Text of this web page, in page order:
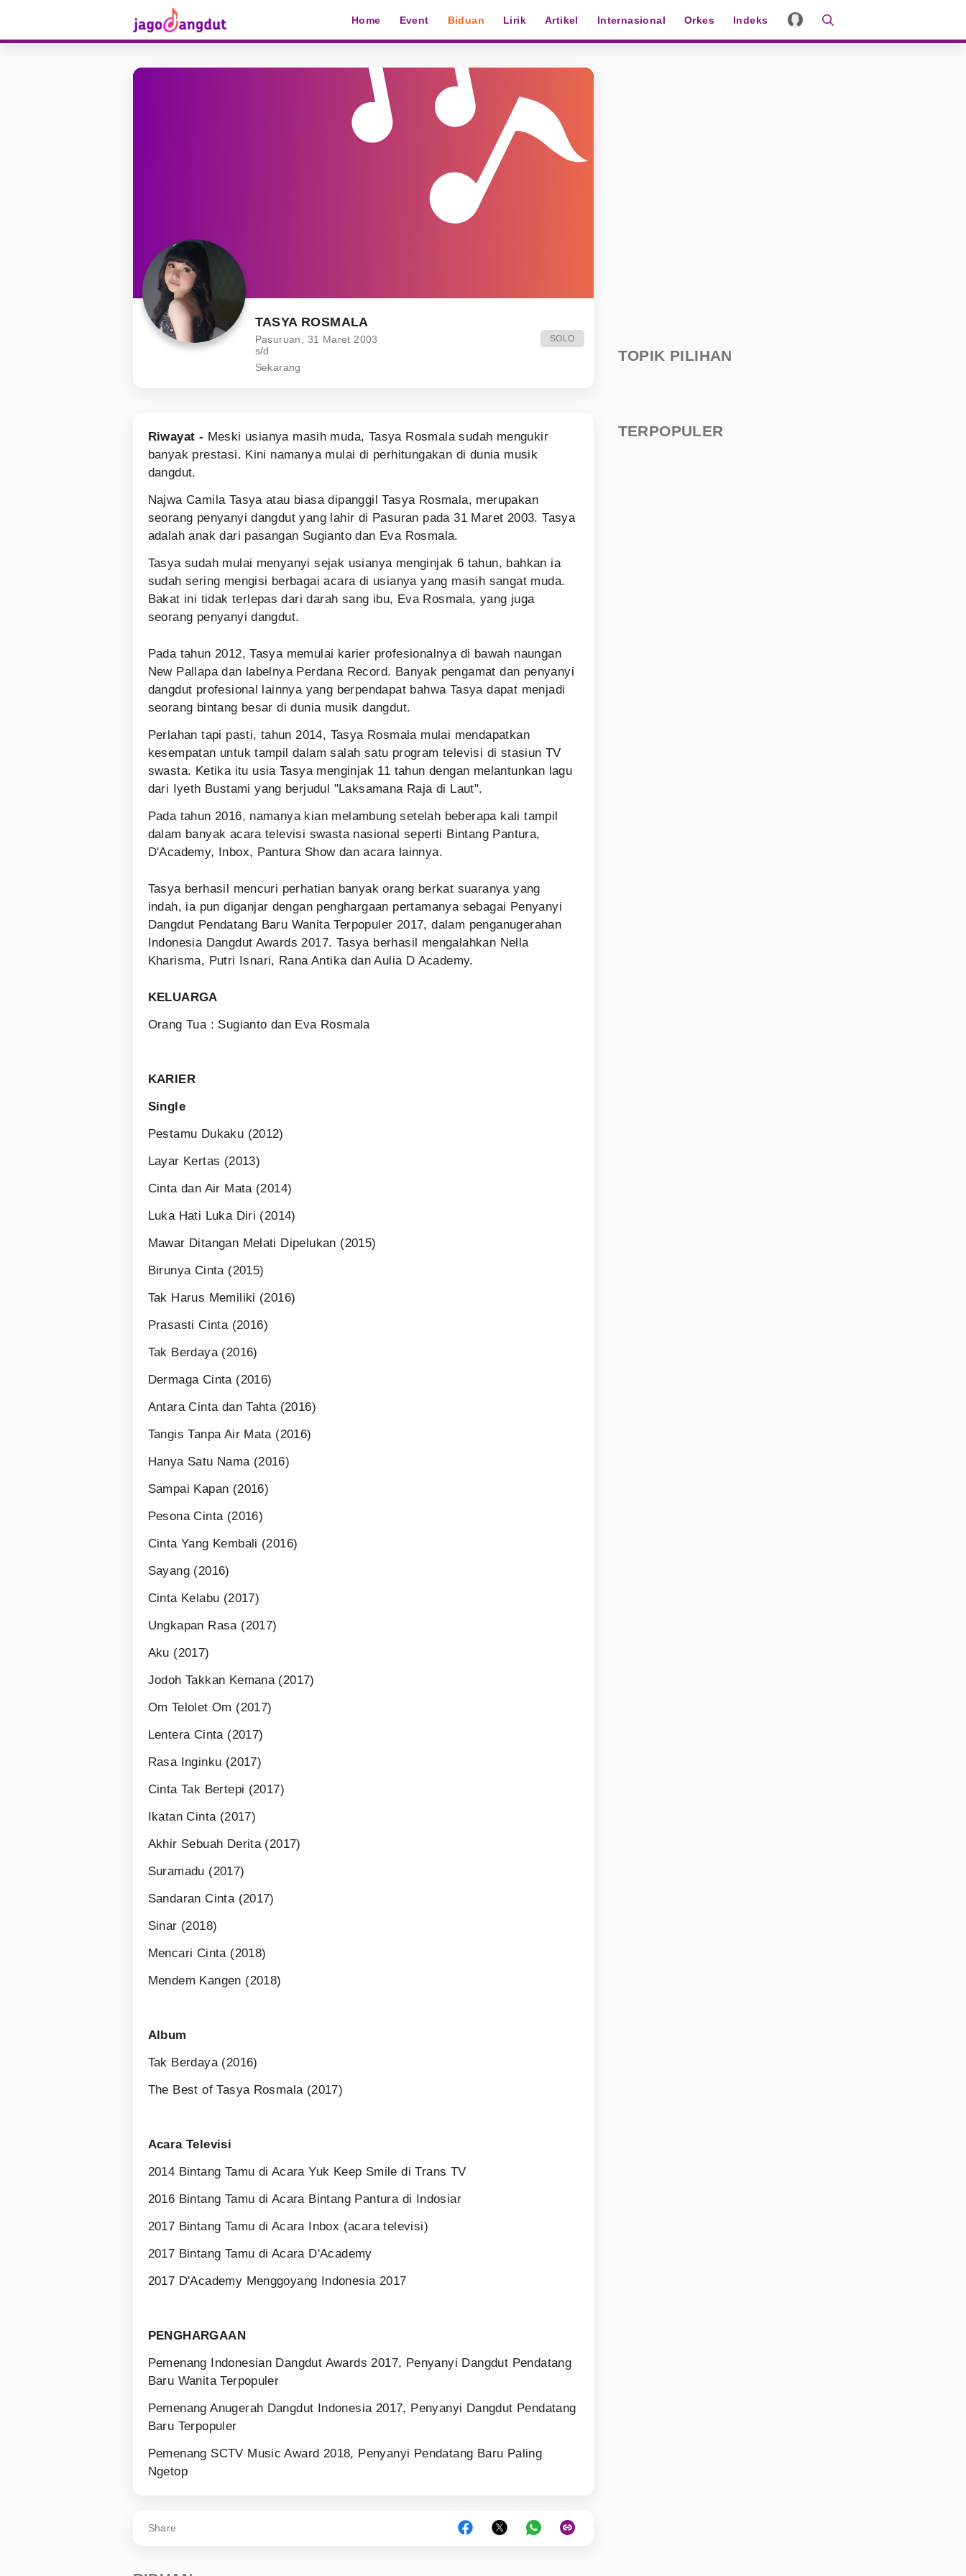
Home Event Biduan Lirik Artikel Internasional Orkes Indeks
TASYA ROSMALA
Pasuruan, 31 Maret 2003
s/d
Sekarang
SOLO
Riwayat - Meski usianya masih muda, Tasya Rosmala sudah mengukir
banyak prestasi. Kini namanya mulai di perhitungakan di dunia musik
dangdut.
Najwa Camila Tasya atau biasa dipanggil Tasya Rosmala, merupakan
seorang penyanyi dangdut yang lahir di Pasuran pada 31 Maret 2003. Tasya
adalah anak dari pasangan Sugianto dan Eva Rosmala.
Tasya sudah mulai menyanyi sejak usianya menginjak 6 tahun, bahkan ia
sudah sering mengisi berbagai acara di usianya yang masih sangat muda.
Bakat ini tidak terlepas dari darah sang ibu, Eva Rosmala, yang juga
seorang penyanyi dangdut.
Pada tahun 2012, Tasya memulai karier profesionalnya di bawah naungan
New Pallapa dan labelnya Perdana Record. Banyak pengamat dan penyanyi
dangdut profesional lainnya yang berpendapat bahwa Tasya dapat menjadi
seorang bintang besar di dunia musik dangdut.
Perlahan tapi pasti, tahun 2014, Tasya Rosmala mulai mendapatkan
kesempatan untuk tampil dalam salah satu program televisi di stasiun TV
swasta. Ketika itu usia Tasya menginjak 11 tahun dengan melantunkan lagu
dari Iyeth Bustami yang berjudul "Laksamana Raja di Laut".
Pada tahun 2016, namanya kian melambung setelah beberapa kali tampil
dalam banyak acara televisi swasta nasional seperti Bintang Pantura,
D'Academy, Inbox, Pantura Show dan acara lainnya.
Tasya berhasil mencuri perhatian banyak orang berkat suaranya yang
indah, ia pun diganjar dengan penghargaan pertamanya sebagai Penyanyi
Dangdut Pendatang Baru Wanita Terpopuler 2017, dalam penganugerahan
Indonesia Dangdut Awards 2017. Tasya berhasil mengalahkan Nella
Kharisma, Putri Isnari, Rana Antika dan Aulia D Academy.
KELUARGA
Orang Tua : Sugianto dan Eva Rosmala
KARIER
Single
Pestamu Dukaku (2012)
Layar Kertas (2013)
Cinta dan Air Mata (2014)
Luka Hati Luka Diri (2014)
Mawar Ditangan Melati Dipelukan (2015)
Birunya Cinta (2015)
Tak Harus Memiliki (2016)
Prasasti Cinta (2016)
Tak Berdaya (2016)
Dermaga Cinta (2016)
Antara Cinta dan Tahta (2016)
Tangis Tanpa Air Mata (2016)
Hanya Satu Nama (2016)
Sampai Kapan (2016)
Pesona Cinta (2016)
Cinta Yang Kembali (2016)
Sayang (2016)
Cinta Kelabu (2017)
Ungkapan Rasa (2017)
Aku (2017)
Jodoh Takkan Kemana (2017)
Om Telolet Om (2017)
Lentera Cinta (2017)
Rasa Inginku (2017)
Cinta Tak Bertepi (2017)
Ikatan Cinta (2017)
Akhir Sebuah Derita (2017)
Suramadu (2017)
Sandaran Cinta (2017)
Sinar (2018)
Mencari Cinta (2018)
Mendem Kangen (2018)
Album
Tak Berdaya (2016)
The Best of Tasya Rosmala (2017)
Acara Televisi
2014 Bintang Tamu di Acara Yuk Keep Smile di Trans TV
2016 Bintang Tamu di Acara Bintang Pantura di Indosiar
2017 Bintang Tamu di Acara Inbox (acara televisi)
2017 Bintang Tamu di Acara D'Academy
2017 D'Academy Menggoyang Indonesia 2017
PENGHARGAAN
Pemenang Indonesian Dangdut Awards 2017, Penyanyi Dangdut Pendatang
Baru Wanita Terpopuler
Pemenang Anugerah Dangdut Indonesia 2017, Penyanyi Dangdut Pendatang
Baru Terpopuler
Pemenang SCTV Music Award 2018, Penyanyi Pendatang Baru Paling
Ngetop
Share
TOPIK PILIHAN
TERPOPULER